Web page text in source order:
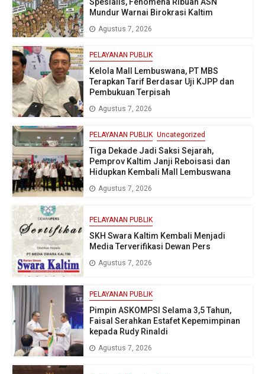
Mundur Warnai Birokrasi Kaltim
Agustus 7, 2026
PELAYANAN PUBLIK
Kelola Mall Lembuswana, PT MBS
Terapkan Tarif Berdasar Uji KJPP dan
Pembukuan Terpisah
Agustus 7, 2026
PELAYANAN PUBLIK Uncategorized
Tiga Dekade Jadi Saksi Sejarah,
Pemprov Kaltim Janji Reboisasi dan
Hidupkan Kembali Mall Lembuswana
Agustus 7, 2026
PELAYANAN PUBLIK
SKH Swara Kaltim Kembali Menjadi
Media Terverifikasi Dewan Pers
Agustus 7, 2026
PELAYANAN PUBLIK
Pimpin ASKOMPSI Selama 3,5 Tahun,
Faisal Serahkan Estafet Kepemimpinan
kepada Rudy Rinaldi
Agustus 7, 2026